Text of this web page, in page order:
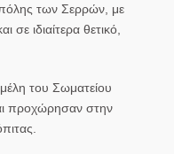
των Σερρών, με
σε ιδιαίτερα θετικό,
του Σωματείου
προχώρησαν στην